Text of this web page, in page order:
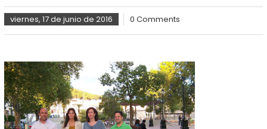
viernes, 17 de junio de 2016 0 Comments